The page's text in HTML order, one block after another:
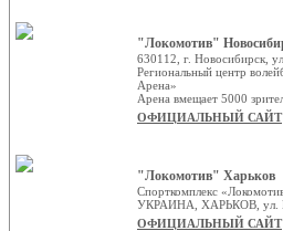
"Локомотив"
630112, г. Новосибирск,
Региональный центр
Арена»
Арена вмещает 5000
ОФИЦИАЛЬНЫЙ САЙТ
"Локомотив" Харьков
Спорткомплекс
УКРАИНА, ХАРЬКОВ, ул.
ОФИЦИАЛЬНЫЙ САЙТ